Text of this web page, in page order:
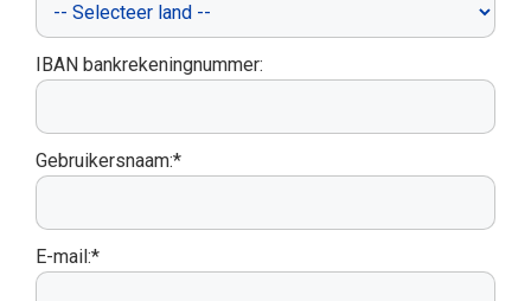
IBAN bankrekeningnummer:
Gebruikersnaam:*
E-mail:*